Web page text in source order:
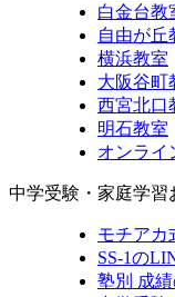
白金台教
自由が丘
横浜教室
大阪谷町
西宮北口
明石教室
オンライ
中学受験・家庭学習
モチアカ
SS-1の
塾別 成